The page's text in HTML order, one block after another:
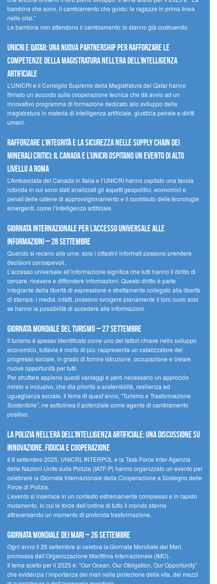
bambina che sono, il cambiamento che guido: le ragazze in prima linea
nelle crisi.”
Le bambine non attendono il cambiamento: lo stanno già costruendo.
UNICRI e Qatar: una nuova partnership per rafforzare le
competenze della magistratura nell’era dell’intelligenza
artificiale
L’UNICRI e il Consiglio Supremo della Magistratura del Qatar hanno
firmato un accordo sulla cooperazione tecnica che dà avvio ad un
innovativo programma di formazione dedicato allo sviluppo della
magistratura in materia di intelligenza artificiale, giustizia penale e diritti
umani.
Rafforzare l’integrità e la sicurezza nelle supply chain dei
minerali critici: il Canada e l’UNICRI ospitano un evento di alto
livello a Roma
L’Ambasciata del Canada in Italia e l’UNICRI hanno ospitato una tavola
rotonda in cui sono stati analizzati gli aspetti geopolitici, economici e
penali delle catene di approvvigionamento e il contributo delle tecnologie
emergenti, come l’intelligenza artificiale.
Giornata internazionale per l’accesso universale alle
informazioni – 28 settembre
Quando si recano alle urne, solo i cittadini informati possono prendere
decisioni consapevoli.
L’accesso universale all’informazione significa che tutti hanno il diritto di
cercare, ricevere e diffondere informazioni. Questo diritto è parte
integrante della libertà di espressione e strettamente collegato alla libertà
di stampa: i media, infatti, possono svolgere pienamente il loro ruolo solo
se hanno la possibilità di accedere alle informazioni.
Giornata mondiale del turismo – 27 settembre
Il turismo è spesso identificato come uno dei fattori chiave nello sviluppo
economico, tuttavia è molto di più: rappresenta un catalizzatore del
progresso sociale, in grado di fornire istruzione, occupazione e creare
nuove opportunità per tutti.
Per sfruttare appieno questi vantaggi è però necessario un approccio
mirato e inclusivo, che dia priorità a sostenibilità, resilienza ed
uguaglianza sociale. Il tema di quest’anno, “Turismo e Trasformazione
Sostenibile”, ne sottolinea il potenziale come agente di cambiamento
positivo.
La polizia nell’era dell’Intelligenza Artificiale: una discussione su
innovazione, fiducia e cooperazione
Il 9 settembre 2025, UNICRI, INTERPOL e la Task Force Inter-Agenzia
delle Nazioni Unite sulla Polizia (IATF-P) hanno organizzato un evento per
celebrare la Giornata Internazionale della Cooperazione a Sostegno delle
Forze di Polizia.
L’evento si inserisce in un contesto estremamente complesso e in rapido
mutamento, in cui le forze dell’ordine di tutto il mondo stanno
attraversando un momento di profonda trasformazione.
Giornata Mondiale dei Mari – 26 settembre
Ogni anno il 26 settembre si celebra la Giornata Mondiale dei Mari,
promossa dall’Organizzazione Marittima Internazionale (IMO).
Il tema scelto per il 2025 è: “Our Ocean, Our Obligation, Our Opportunity”
che evidenzia l’importanza dei mari nella protezione della vita, dei mezzi